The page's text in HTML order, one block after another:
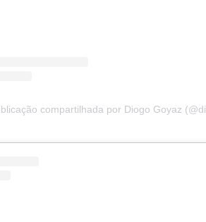
compartilhada por Diogo Goyaz